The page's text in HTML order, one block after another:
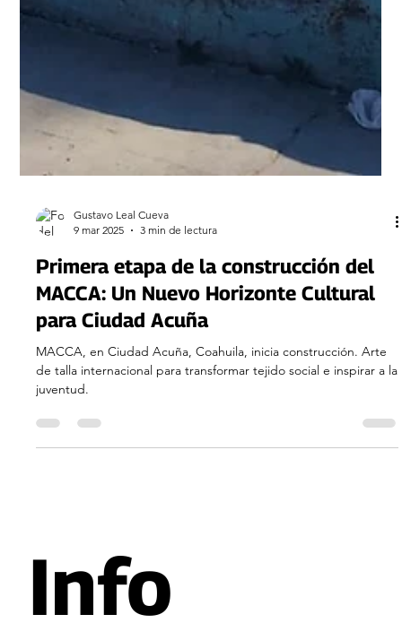
Gustavo Leal Cueva
9 mar 2025
3 min de lectura
Primera etapa de la construcción del
MACCA: Un Nuevo Horizonte Cultural